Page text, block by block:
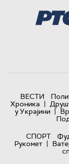
ВЕСТИ
Хроника |
у Украјини |
СПОРТ
Рукомет |